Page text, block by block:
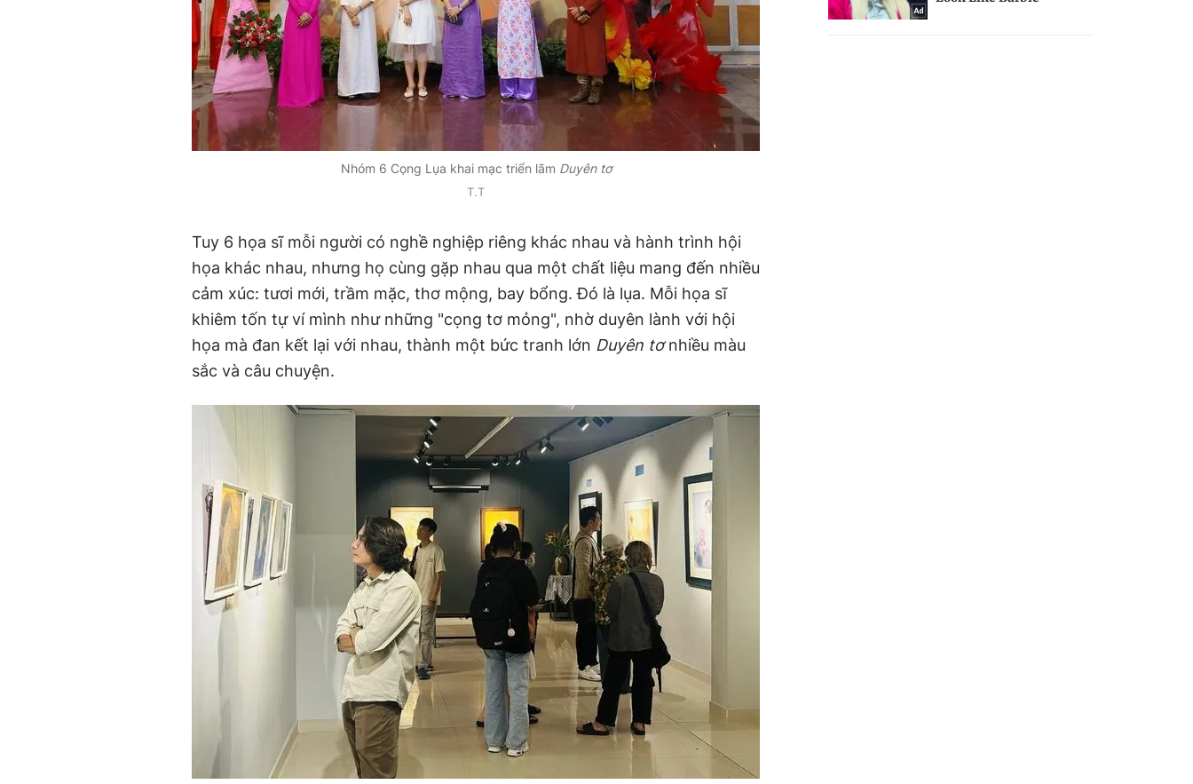
Nhóm 6 Cọng Lụa khai mạc triển lãm Duyên tơ
T.T
Tuy 6 họa sĩ mỗi người có nghề nghiệp riêng khác nhau và hành trình hội
họa khác nhau, nhưng họ cùng gặp nhau qua một chất liệu mang đến nhiều
cảm xúc: tươi mới, trầm mặc, thơ mộng, bay bổng. Đó là lụa. Mỗi họa sĩ
khiêm tốn tự ví mình như những "cọng tơ mỏng", nhờ duyên lành với hội
họa mà đan kết lại với nhau, thành một bức tranh lớn Duyên tơnhiều màu
sắc và câu chuyện.